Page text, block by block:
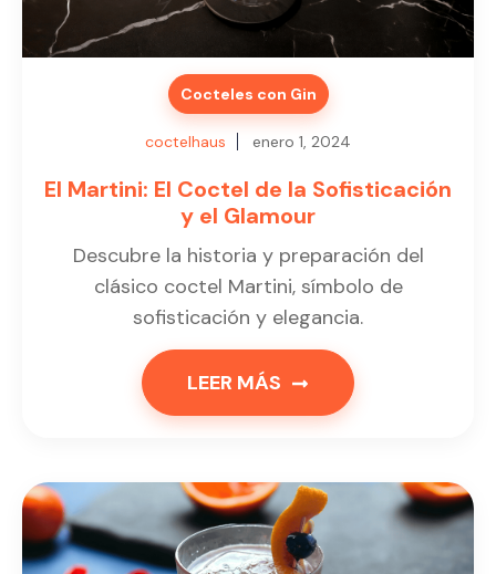
Cocteles con Gin
coctelhaus enero 1, 2024
El Martini: El Coctel de la Sofisticación
y el Glamour
Descubre la historia y preparación del
clásico coctel Martini, símbolo de
sofisticación y elegancia.
LEER MÁS